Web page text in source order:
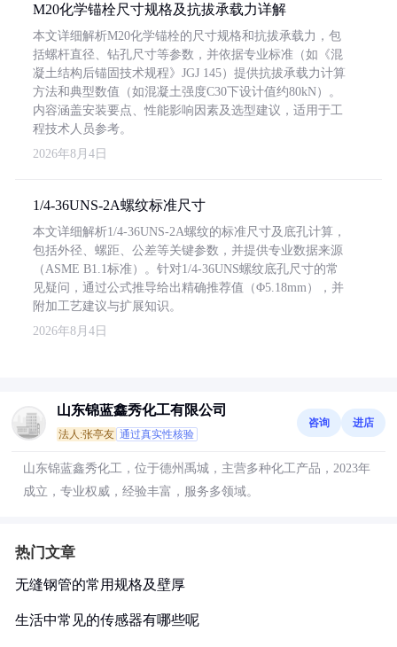
M20化学锚栓尺寸规格及抗拔承载力详解
本文详细解析M20化学锚栓的尺寸规格和抗拔承载力，包
括螺杆直径、钻孔尺寸等参数，并依据专业标准（如《混
凝土结构后锚固技术规程》JGJ 145）提供抗拔承载力计算
方法和典型数值（如混凝土强度C30下设计值约80kN）。
内容涵盖安装要点、性能影响因素及选型建议，适用于工
程技术人员参考。
2026年8月4日
1/4-36UNS-2A螺纹标准尺寸
本文详细解析1/4-36UNS-2A螺纹的标准尺寸及底孔计算，
包括外径、螺距、公差等关键参数，并提供专业数据来源
（ASME B1.1标准）。针对1/4-36UNS螺纹底孔尺寸的常
见疑问，通过公式推导给出精确推荐值（Φ5.18mm），并
附加工艺建议与扩展知识。
2026年8月4日
山东锦蓝鑫秀化工有限公司
法人:张亭友 通过真实性核验
咨询 进店
山东锦蓝鑫秀化工，位于德州禹城，主营多种化工产品，2023年
成立，专业权威，经验丰富，服务多领域。
热门文章
无缝钢管的常用规格及壁厚
生活中常见的传感器有哪些呢